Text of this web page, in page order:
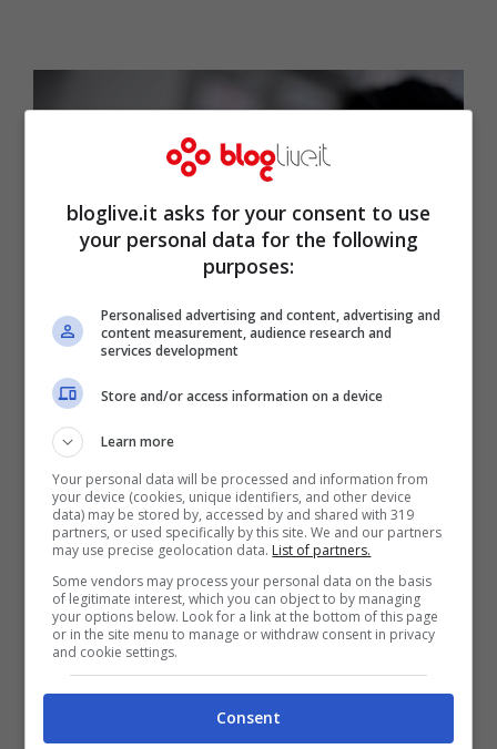
Ricercatori al lavoro sul Covid-19 (Getty Images)
Lavirologaha poi spiegato come
rispettare tutti i protocolli sia necessario
per evitare una nuova pandemia e svelato
anche i dati della pandemia da monitorare
con più attenzione. Sono i numeri dei
ricoveratiinterapia intensiva.
Gli ospedali, secondo la Capua, si stanno
attrezzando per una possibile seconda
bloglive.it asks for your consent to use
your personal data for the following
purposes:
Personalised advertising and content, advertising and
content measurement, audience research and
services development
Store and/or access information on a device
Learn more
Your personal data will be processed and information from
your device (cookies, unique identifiers, and other device
data) may be stored by, accessed by and shared with 319
partners, or used specifically by this site. We and our partners
may use precise geolocation data. List of partners.
Some vendors may process your personal data on the basis
of legitimate interest, which you can object to by managing
your options below. Look for a link at the bottom of this page
or in the site menu to manage or withdraw consent in privacy
and cookie settings.
Consent